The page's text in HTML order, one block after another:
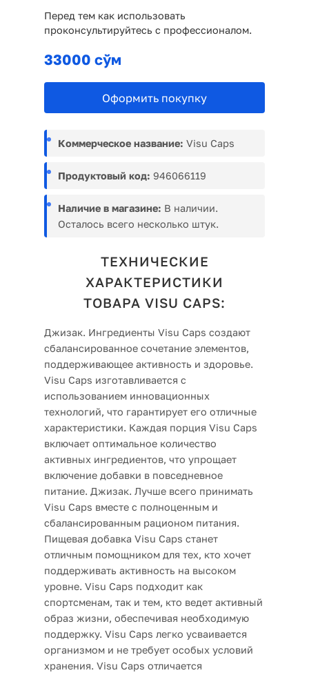
Перед тем как использовать
проконсультируйтесь с профессионалом.
33000 сўм
Оформить покупку
Коммерческое название: Visu Caps
Продуктовый код: 946066119
Наличие в магазине: В наличии.
Осталось всего несколько штук.
ТЕХНИЧЕСКИЕ
ХАРАКТЕРИСТИКИ
ТОВАРА VISU CAPS:
Джизак. Ингредиенты Visu Caps создают
сбалансированное сочетание элементов,
поддерживающее активность и здоровье.
Visu Caps изготавливается с
использованием инновационных
технологий, что гарантирует его отличные
характеристики. Каждая порция Visu Caps
включает оптимальное количество
активных ингредиентов, что упрощает
включение добавки в повседневное
питание. Джизак. Лучше всего принимать
Visu Caps вместе с полноценным и
сбалансированным рационом питания.
Пищевая добавка Visu Caps станет
отличным помощником для тех, кто хочет
поддерживать активность на высоком
уровне. Visu Caps подходит как
спортсменам, так и тем, кто ведет активный
образ жизни, обеспечивая необходимую
поддержку. Visu Caps легко усваивается
организмом и не требует особых условий
хранения. Visu Caps отличается